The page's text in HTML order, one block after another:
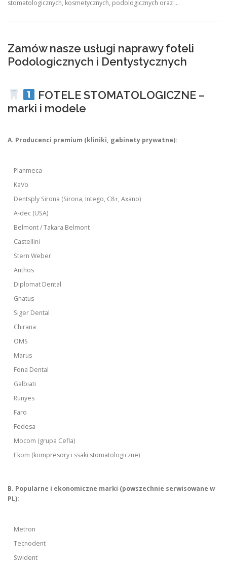
stomatologicznych, kosmetycznych, podologicznych oraz …
Zamów nasze usługi naprawy foteli
Podologicznych i Dentystycznych
FOTELE STOMATOLOGICZNE –
marki i modele
A. Producenci premium (kliniki, gabinety prywatne):
Planmeca
KaVo
Dentsply Sirona (Sirona, Intego, C8+, Axano)
A-dec (USA)
Belmont / Takara Belmont
Castellini
Stern Weber
Anthos
Diplomat Dental
Gnatus
Siger Dental
Chirana
OMS
Marus
Fona Dental
Galbiati
Runyes
Faro
Fedesa
Mocom (grupa Cefla)
Ekom (kompresory i ssaki stomatologiczne)
B. Popularne i ekonomiczne marki (powszechnie serwisowane w
PL):
Metron
Tecnodent
Swident